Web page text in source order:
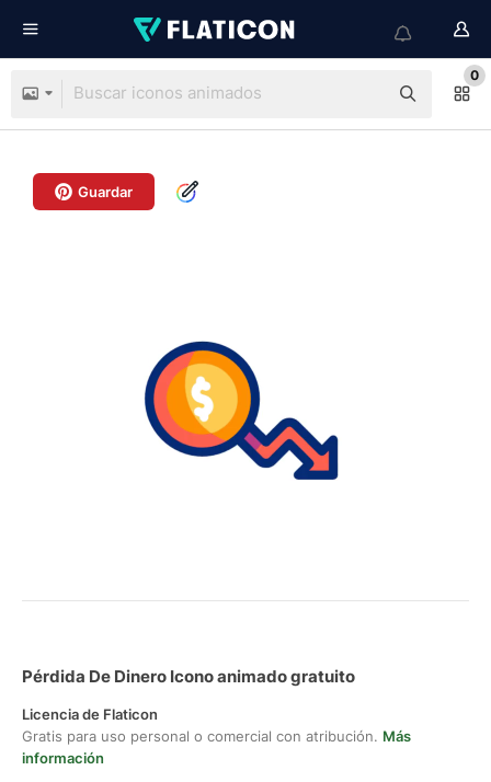
0
Guardar
Pérdida De Dinero Icono animado gratuito
Licencia de Flaticon
Gratis para uso personal o comercial con atribución. Más
información